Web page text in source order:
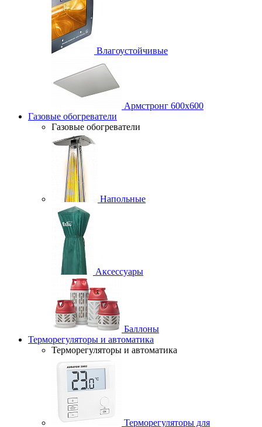
Влагоустойчивые
Армстронг 600х600
Газовые обогреватели
Газовые обогреватели
Напольные
Аксессуары
Баллоны
Терморегуляторы и автоматика
Терморегуляторы и автоматика
Терморегуляторы для